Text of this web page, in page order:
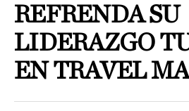
REFRENDA SU
LIDERAZGO
EN TRAVEL